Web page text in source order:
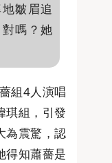
皺眉追
嗎？她
組4人演唱
琪組，引發
為震驚，認
得知蕭薔是